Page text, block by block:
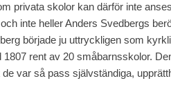
privata skolor kan därför inte
inte heller Anders Svedbergs
började ju uttryckligen som
rent av 20 småbarnsskolor.
var så pass självständiga,